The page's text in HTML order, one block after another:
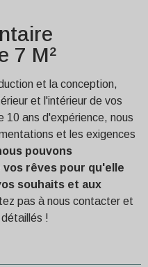
7 M²
et la conception,
et l'intérieur de vos
10 ans d'expérience, nous
et les exigences
pouvons
vos rêves pour qu'elle
souhaits et aux
pas à nous contacter et
!